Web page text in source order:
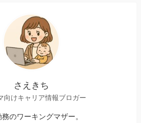
さえきち
向けキャリア情報ブロガー
のワーキングマザー。